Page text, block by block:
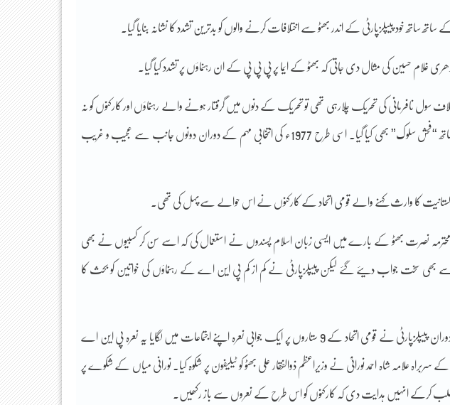
ساتھ ساتھ خود پیپلزپارٹی کے اندر بھٹو سے اختلافات کرنے والوں کو بدترین تشدد کا نشانہ بنایا گیا۔
غلام حسین کی مثال دی جاتی کہ بھٹو کے ایما پر پی پی پی کے ان رہنماؤں پر تشدد کیا گیا۔
سول نافرمانی کی تحریک چلارہی تھی تو تحریک کے دنوں میں گرفتار ہونے والے رہنماؤں اور کارکنوں کو نہ
صرف وحشیانہ تشدد کا نشانہ بنایا گیا بلکہ بعض کے ساتھ “فحش سلوک” بھی کیا گیا۔ اسی طرح 1977ء کی انتخابی مہم کے دوران دونوں جانب سے عجیب و غریب
کا وارث کہنے والے قومی اتحاد کے کارکنوں نے اس حوالے سےپہل کی تھی۔
محترمہ نصرت بھٹو کے بارے میں ایسی زبان اسلام پسندوں نے استعمال کی کہ اسے سن کر کسبیوں نے بھی
سے بھی سخت جواب دیئے گئے لیکن پیپلزپارٹی نے کم از کم پی این اے کے رہنماؤں کی خواتین کو بحث کا
ان دوطرفہ بعض عامیانہ نعروں کے زور و شور کے دوران پیپلزپارٹی نے قومی اتحاد کے 9 ستاروں پر ایک جوابی نعرہ اپنے اجتماعات میں لگایا یہ نعرہ پی این اے
سربراہ علامہ شاہ احمد نورانیؒ نے وزیراعظم ذوالفقار علی بھٹو کو ٹیلیفون پر شکوہ کیا۔ نورانی میاں کے شکوے پر
کو طلب کرکے انہیں ہدایت دی کہ کارکنوں کو اس طرح کے نعروں سے باز رکھیں۔